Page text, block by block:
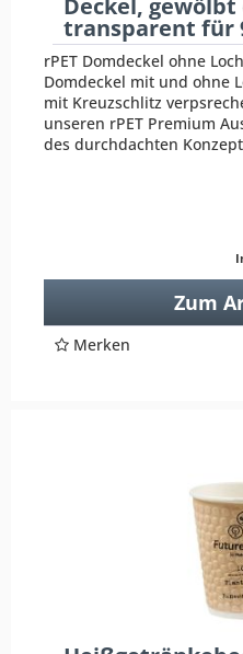
transparent für
rPET Domdeckel ohne
Domdeckel mit und ohne
mit Kreuzschlitz
unseren rPET Premium
des durchdachten
Zum
Merken